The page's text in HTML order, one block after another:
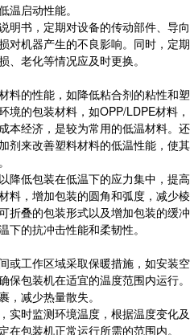
启动性能。
明书，定期对设备的传动部件、导向
对机器产生的不良影响。同时，定期
老化等情况应及时更换。
料的性能，如降低粘合剂的粘性和塑
的包装材料，如OPP/LDPE材料，
本经济，是较为常用的低温材料。还
剂来改善塑料材料的低温性能，使其
降低包装在低温下的应力集中，提高
料，增加包装的圆角和弧度，减少棱
折叠的包装形式以及增加包装的缓冲
下的抗冲击性能和柔韧性。
或工作区域采取保暖措施，如安装空
包装机在适宜的温度范围内运行。
减少热量散失。
实时监测环境温度，根据温度变化及
包装机正常运行所需的范围内。